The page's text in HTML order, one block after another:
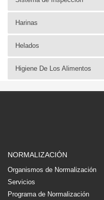
Harinas
Helados
Higiene De Los Alimentos
NORMALIZACIÓN
Organismos de Normalización
Servicios
Programa de Normalización